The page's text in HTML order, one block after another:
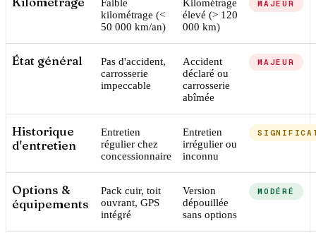
Faible
kilométrage (<
50 000 km/an)
Kilométrage
élevé (> 120
000 km)
MAJEUR
État général
Pas d'accident,
carrosserie
impeccable
Accident
déclaré ou
carrosserie
abîmée
MAJEUR
Historique
d'entretien
Entretien
régulier chez
concessionnaire
Entretien
irrégulier ou
inconnu
Options &
équipements
Pack cuir, toit
ouvrant, GPS
intégré
Version
dépouillée
sans options
MODÉRÉ